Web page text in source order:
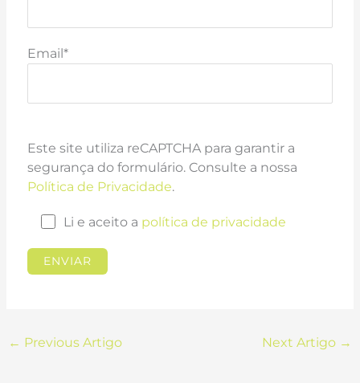
Email*
Este site utiliza reCAPTCHA para garantir a
segurança do formulário. Consulte a nossa
Política de Privacidade.
Li e aceito a política de privacidade
← Previous Artigo Next Artigo →